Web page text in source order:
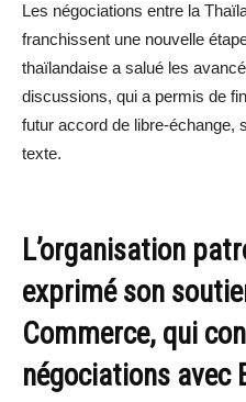
Les négociations entre la
franchissent une nouvelle
thaïlandaise a salué les
discussions, qui a permis de
futur accord de libre-échange,
texte.
L’organisation
exprimé son
Commerce, qui
négociations avec